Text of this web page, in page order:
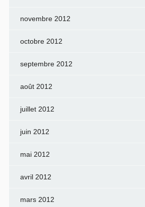
novembre 2012
octobre 2012
septembre 2012
août 2012
juillet 2012
juin 2012
mai 2012
avril 2012
mars 2012